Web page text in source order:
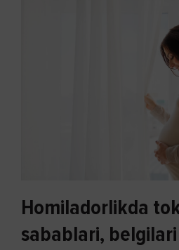
Homiladorlikda
sabablari,